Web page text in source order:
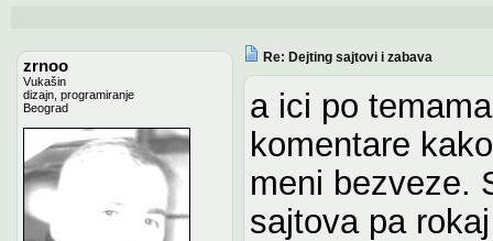
zrnoo
Vukašin
dizajn, programiranje
Beograd
Re: Dejting sajtovi i zabava
a ici po
komentare
meni bezveze.
sajtova pa